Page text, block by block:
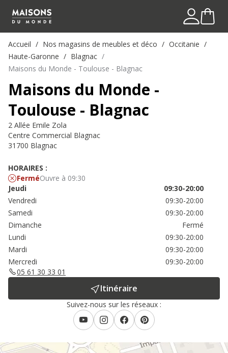
Accueil Nos magasins de meubles et déco
Occitanie
Haute-Garonne
Blagnac
Maisons du Monde - Toulouse - Blagnac
Maisons du Monde -
Toulouse - Blagnac
2 Allée Emile Zola
Centre Commercial Blagnac
31700 Blagnac
HORAIRES :
FerméOuvre à 09:30
Jeudi
09:30-20:00
Vendredi
09:30-20:00
Samedi
09:30-20:00
Dimanche
Fermé
Lundi
09:30-20:00
Mardi
09:30-20:00
Mercredi
09:30-20:00
05 61 30 33 01
Itinéraire
Suivez-nous sur les réseaux :